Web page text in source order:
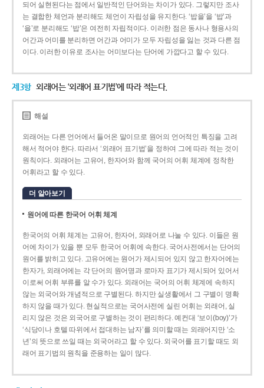
되어 실현된다는 점에서 일반적인 단어와는 차이가 있다. 그렇지만 조사
는 결합한 체언과 분리해도 체언이 자립성을 유지한다. ‘밥을’을 ‘밥’과
‘을’로 분리해도 ‘밥’은 여전히 자립적이다. 이러한 점은 동사나 형용사의
어간과 어미를 분리하면 어간과 어미가 모두 자립성을 잃는 것과 다른 점
이다. 이러한 이유로 조사는 어미보다는 단어에 가깝다고 할 수 있다.
제3항 외래어는 ‘외래어 표기법’에 따라 적는다.
해설
외래어는 다른 언어에서 들어온 말이므로 원어의 언어적인 특징을 고려
해서 적어야 한다. 따라서 ‘외래어 표기법’을 정하여 그에 따라 적는 것이
원칙이다. 외래어는 고유어, 한자어와 함께 국어의 어휘 체계에 정착한
어휘라고 할 수 있다.
더 알아보기
원어에 따른 한국어 어휘 체계
한국어의 어휘 체계는 고유어, 한자어, 외래어로 나눌 수 있다. 이들은 원
어에 차이가 있을 뿐 모두 한국어 어휘에 속한다. 국어사전에서는 단어의
원어를 밝히고 있다. 고유어에는 원어가 제시되어 있지 않고 한자어에는
한자가, 외래어에는 각 단어의 원어명과 로마자 표기가 제시되어 있어서
이로써 어휘 부류를 알 수가 있다. 외래어는 국어의 어휘 체계에 속하지
않는 외국어와 개념적으로 구별된다. 하지만 실생활에서 그 구별이 명확
하지 않을 때가 있다. 현실적으로는 국어사전에 실린 어휘는 외래어, 실
리지 않은 것은 외국어로 구별하는 것이 편리하다. 예컨대 ‘보이(boy)’가
‘식당이나 호텔 따위에서 접대하는 남자’를 의미할 때는 외래어지만 ‘소
년’의 뜻으로 쓰일 때는 외국어라고 할 수 있다. 외국어를 표기할 때도 외
래어 표기법의 원칙을 준용하는 일이 많다.